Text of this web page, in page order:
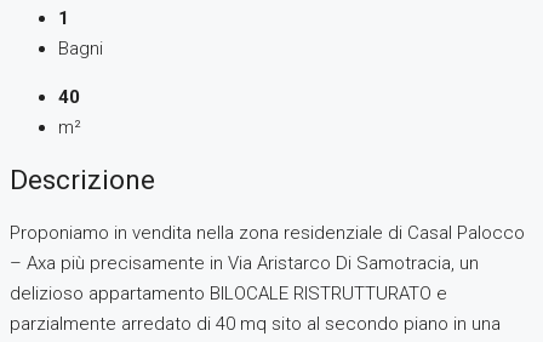
1
Bagni
40
m²
Descrizione
Proponiamo in vendita nella zona residenziale di Casal Palocco
– Axa più precisamente in Via Aristarco Di Samotracia, un
delizioso appartamento BILOCALE RISTRUTTURATO e
parzialmente arredato di 40 mq sito al secondo piano in una